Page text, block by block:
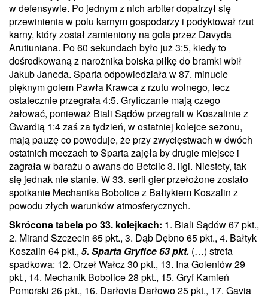
w defensywie. Po jednym z nich arbiter dopatrzył się
przewinienia w polu karnym gospodarzy i podyktował rzut
karny, który został zamieniony na gola przez Davyda
Arutiuniana. Po 60 sekundach było już 3:5, kiedy to
dośrodkowaną z narożnika boiska piłkę do bramki wbił
Jakub Janeda. Sparta odpowiedziała w 87. minucie
pięknym golem Pawła Krawca z rzutu wolnego, lecz
ostatecznie przegrała 4:5. Gryficzanie mają czego
żałować, ponieważ Biali Sądów przegrali w Koszalinie z
Gwardią 1:4 zaś za tydzień, w ostatniej kolejce sezonu,
mają pauzę co powoduje, że przy zwycięstwach w dwóch
ostatnich meczach to Sparta zajęła by drugie miejsce i
zagrała w barażu o awans do Betclic 3. ligi. Niestety, tak
się jednak nie stanie. W 33. serii gier przełożone zostało
spotkanie Mechanika Bobolice z Bałtykiem Koszalin z
powodu złych warunków atmosferycznych.
Skrócona tabela po 33. kolejkach: 1. Biali Sądów 67 pkt.,
2. Mirand Szczecin 65 pkt., 3. Dąb Dębno 65 pkt., 4. Bałtyk
Koszalin 64 pkt., 5. Sparta Gryfice 63 pkt. (…) strefa
spadkowa: 12. Orzeł Wałcz 30 pkt., 13. Ina Goleniów 29
pkt., 14. Mechanik Bobolice 28 pkt., 15. Gryf Kamień
Pomorski 26 pkt., 16. Darłovia Darłowo 25 pkt., 17. Gavia